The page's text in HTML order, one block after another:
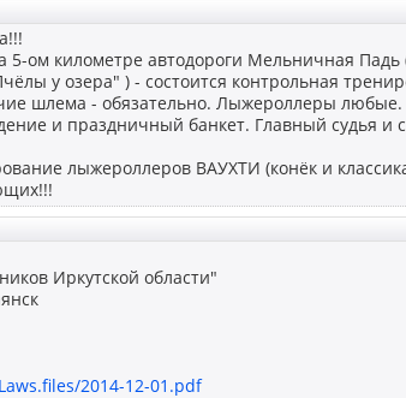
5-ом километре автодороги Мельничная Падь
у озера" ) - состоится контрольная
шлема - обязательно. Лыжероллеры любые.
и праздничный банкет. Главный судья и
лыжероллеров ВАУХТИ (конёк и
Иркутской области"
2014-12-01.pdf